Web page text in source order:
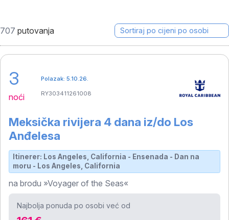
707 putovanja
3
noći
Meksička rivijera 4 dana iz/do Los
Anđelesa
Itinerer: Los Angeles, California - Ensenada - Dan na
moru - Los Angeles, California
na brodu »Voyager of the Seas«
Polazak: 5.10.26.
RY303411261008
Najbolja ponuda po osobi već od